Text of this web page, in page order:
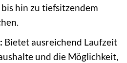
hin zu tiefsitzendem
Bietet ausreichend Laufzeit
und die Möglichkeit,